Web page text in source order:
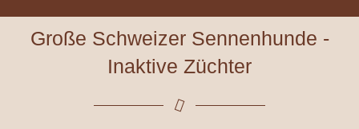
Große Schweizer Sennenhunde -
Inaktive Züchter